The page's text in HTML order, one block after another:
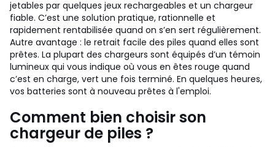
jetables par quelques jeux rechargeables et un chargeur
fiable. C’est une solution pratique, rationnelle et
rapidement rentabilisée quand on s’en sert régulièrement.
Autre avantage : le retrait facile des piles quand elles sont
prêtes. La plupart des chargeurs sont équipés d’un témoin
lumineux qui vous indique où vous en êtes rouge quand
c’est en charge, vert une fois terminé. En quelques heures,
vos batteries sont à nouveau prêtes à l'emploi.
Comment bien choisir son
chargeur de piles ?